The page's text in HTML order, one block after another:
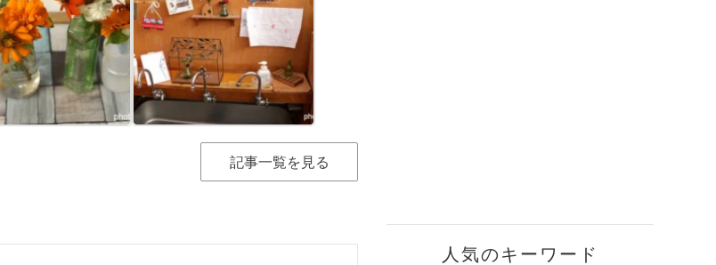
記事一覧を見る
人気のキーワード